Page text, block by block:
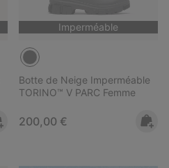
Imperméable
Botte de Neige Imperméable
TORINO™ V PARC Femme
Regular price:
200,00 €